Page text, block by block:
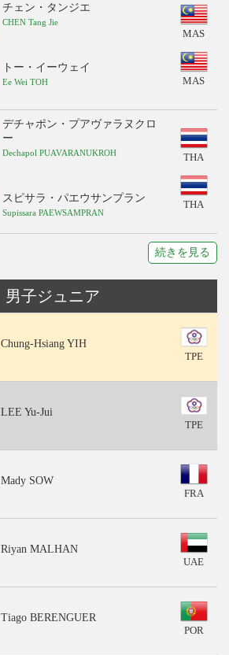
チェン・タンジエ
CHEN Tang Jie
トー・イーウェイ
Ee Wei TOH
MAS
MAS
デチャポン・プアヴァラヌクロ
ー
Dechapol PUAVARANUKROH
スピサラ・パエウサンプラン
Supissara PAEWSAMPRAN
THA
THA
続きを見る
男子ジュニア
Chung-Hsiang YIH
TPE
LEE Yu-Jui
TPE
Mady SOW
FRA
Riyan MALHAN
UAE
Tiago BERENGUER
POR